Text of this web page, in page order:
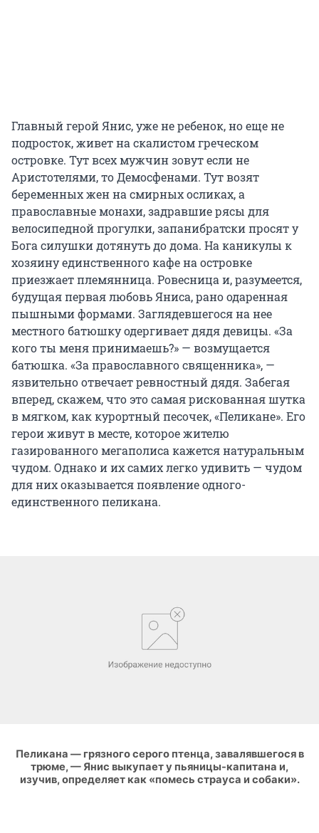
Главный герой Янис, уже не ребенок, но еще не
подросток, живет на скалистом греческом
островке. Тут всех мужчин зовут если не
Аристотелями, то Демосфенами. Тут возят
беременных жен на смирных осликах, а
православные монахи, задравшие рясы для
велосипедной прогулки, запанибратски просят у
Бога силушки дотянуть до дома. На каникулы к
хозяину единственного кафе на островке
приезжает племянница. Ровесница и, разумеется,
будущая первая любовь Яниса, рано одаренная
пышными формами. Заглядевшегося на нее
местного батюшку одергивает дядя девицы. «За
кого ты меня принимаешь?» — возмущается
батюшка. «За православного священника», —
язвительно отвечает ревностный дядя. Забегая
вперед, скажем, что это самая рискованная шутка
в мягком, как курортный песочек, «Пеликане». Его
герои живут в месте, которое жителю
газированного мегаполиса кажется натуральным
чудом. Однако и их самих легко удивить — чудом
для них оказывается появление одного-
единственного пеликана.
Пеликана — грязного серого птенца, завалявшегося в
трюме, — Янис выкупает у пьяницы-капитана и,
изучив, определяет как «помесь страуса и собаки».